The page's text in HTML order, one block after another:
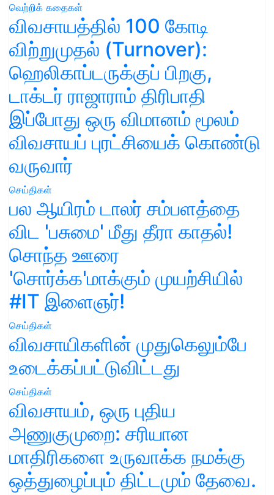
வெற்றிக் கதைகள்
விவசாயத்தில் 100 கோடி
விற்றுமுதல் (Turnover):
ஹெலிகாப்டருக்குப் பிறகு,
டாக்டர் ராஜாராம் திரிபாதி
இப்போது ஒரு விமானம் மூலம்
விவசாயப் புரட்சியைக் கொண்டு
வருவார்
செய்திகள்
பல ஆயிரம் டாலர் சம்பளத்தை
விட 'பசுமை' மீது தீரா காதல்!
சொந்த ஊரை
'சொர்க்க'மாக்கும் முயற்சியில்
#IT இளைஞர்!
செய்திகள்
விவசாயிகளின் முதுகெலும்பே
உடைக்கப்பட்டுவிட்டது
செய்திகள்
விவசாயம், ஒரு புதிய
அணுகுமுறை: சரியான
மாதிரிகளை உருவாக்க நமக்கு
ஒத்துழைப்பும் திட்டமும் தேவை.